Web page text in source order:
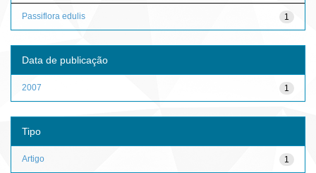
1
Passiflora edulis
Data de publicação
1
2007
Tipo
1
Artigo